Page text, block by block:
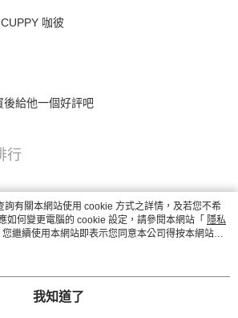
CUPPY 咖彼
後給他一個好評吧
行
詢有關本網站使用 cookie 方式之詳情，及若您不希
如何變更電腦的 cookie 設定，請參閱本網站「 隱私
繼續使用本網站即表示您同意本公司得按本網站使
。
我知道了